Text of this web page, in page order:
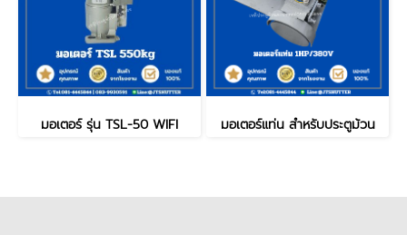
มอเตอร์ รุ่น TSL-50 WIFI มอเตอร์แท่น สำหรับประตูม้วน